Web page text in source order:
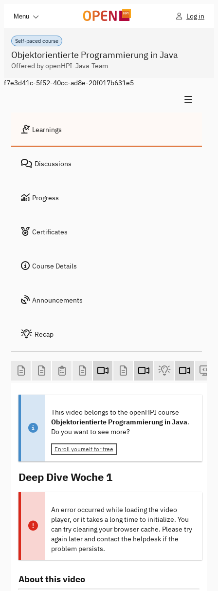
Menu Log in
Self-paced course
Objektorientierte Programmierung in Java
Offered by openHPI-Java-Team
f7e3d41c-5f52-40cc-ad8e-20f017b631e5
Learnings
Discussions
Progress
Certificates
Course Details
Announcements
Recap
This video belongs to the openHPI course
Objektorientierte Programmierung in Java.
Do you want to see more?
Enroll yourself for free
Deep Dive Woche 1
An error occurred while loading the video
player, or it takes a long time to initialize. You
can try clearing your browser cache. Please try
again later and contact the helpdesk if the
problem persists.
About this video